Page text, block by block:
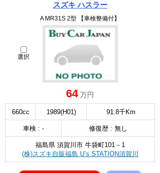
スズキ ハスラー
A MR31S 2型 【車検整備付】
選択
64万円
660cc 1989(H01) 91.8千Km
車検 : - 修復歴 : 無し
福島県 須賀川市 牛袋町101－1
(株)スズキ自販福島 U’s STATION須賀川